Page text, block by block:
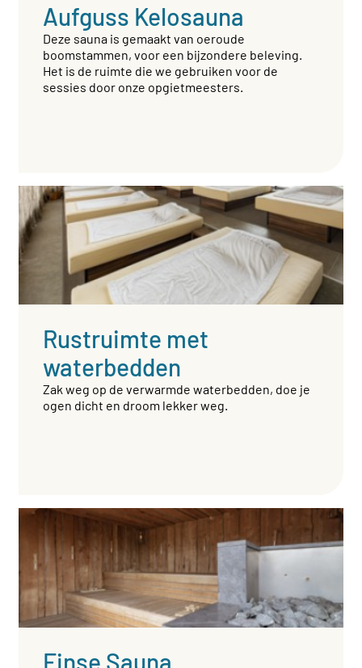
Aufguss Kelosauna
Deze sauna is gemaakt van oeroude
boomstammen, voor een bijzondere beleving.
Het is de ruimte die we gebruiken voor de
sessies door onze opgietmeesters.
Rustruimte met
waterbedden
Zak weg op de verwarmde waterbedden, doe je
ogen dicht en droom lekker weg.
Finse Sauna